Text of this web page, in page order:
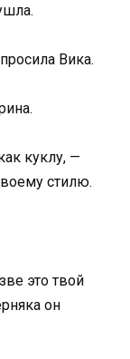
Вика.
куклу, —
стилю.
это твой
он